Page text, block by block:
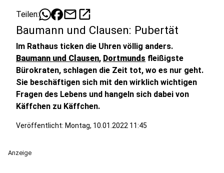
Teilen: mailopen_in_new
Baumann und Clausen: Pubertät
Im Rathaus ticken die Uhren völlig anders.
Baumann und Clausen, Dortmunds fleißigste
Bürokraten, schlagen die Zeit tot, wo es nur geht.
Sie beschäftigen sich mit den wirklich wichtigen
Fragen des Lebens und hangeln sich dabei von
Käffchen zu Käffchen.
Veröffentlicht: Montag, 10.01.2022 11:45
Anzeige